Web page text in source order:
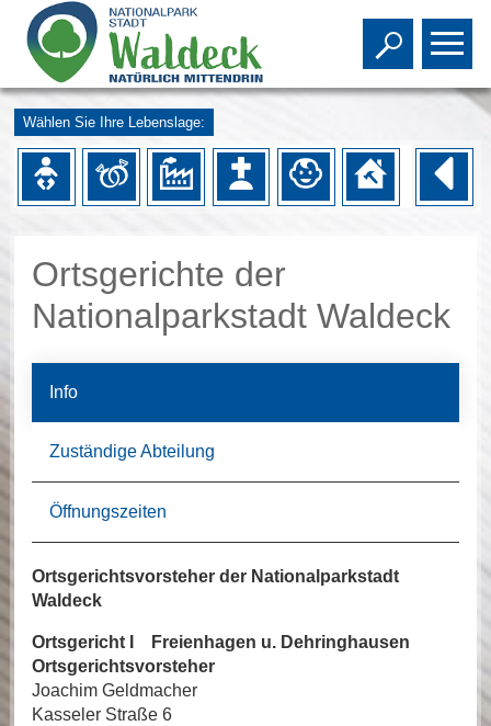
Toggle
Wählen Sie Ihre Lebenslage:
Ortsgerichte der
Nationalparkstadt Waldeck
Info
Zuständige Abteilung
Öffnungszeiten
Ortsgerichtsvorsteher der Nationalparkstadt
Waldeck
Ortsgericht I Freienhagen u. Dehringhausen
Ortsgerichtsvorsteher
Joachim Geldmacher
Kasseler Straße 6